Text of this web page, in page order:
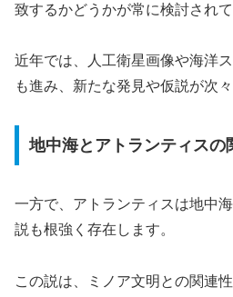
致するかどうかが常に検討されて
近年では、人工衛星画像や海洋
も進み、新たな発見や仮説が次
地中海とアトランティスの
一方で、アトランティスは地中
説も根強く存在します。
この説は、ミノア文明との関連